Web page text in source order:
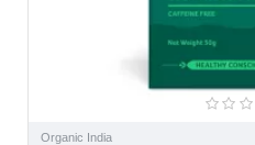
Organic India